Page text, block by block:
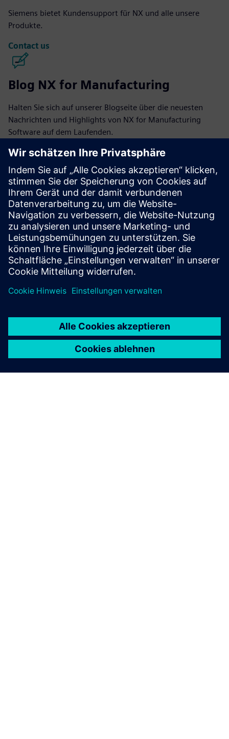
Siemens bietet Kundensupport für NX und alle unsere
Produkte.
Contact us
Blog NX for Manufacturing
Halten Sie sich auf unserer Blogseite über die neuesten
Nachrichten und Highlights von NX for Manufacturing
Software auf dem Laufenden.
Zum Blog
NX für die Fertigungsgemeinschaft
Nehmen Sie an der Unterhaltung teil oder erhalten Sie
Antworten auf all Ihre Fragen zu NX for Manufacturing
Software.
Community besuchen